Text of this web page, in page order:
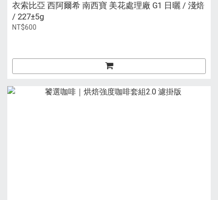
衣索比亞 西阿爾希 南西寶 美花處理廠 G1 日曬 / 淺焙
/ 227±5g
NT$600